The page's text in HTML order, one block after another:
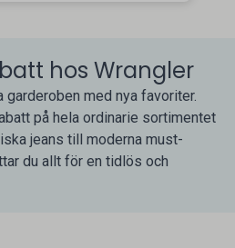
hos Wrangler
garderoben med nya favoriter.
på hela ordinarie sortimentet
jeans till moderna must-
du allt för en tidlös och